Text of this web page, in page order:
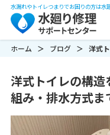
水漏れやトイレつまりでお困りの方は水
ホーム ブログ 洋式
洋式トイレの構
組み・排水方式ま